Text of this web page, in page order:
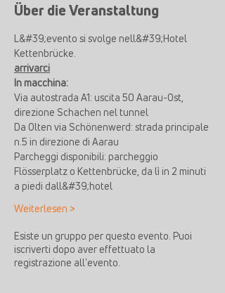
Über die Veranstaltung
L&#39;evento si svolge nell&#39;Hotel
Kettenbrücke.
arrivarci
In macchina:
Via autostrada A1: uscita 50 Aarau-Ost,
direzione Schachen nel tunnel
Da Olten via Schönenwerd: strada principale
n.5 in direzione di Aarau
Parcheggi disponibili: parcheggio
Flösserplatz o Kettenbrücke, da lì in 2 minuti
a piedi dall&#39;hotel
Weiterlesen >
Esiste un gruppo per questo evento. Puoi
iscriverti dopo aver effettuato la
registrazione all'evento.